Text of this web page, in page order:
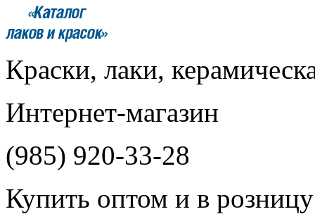
Краски, лаки,
Интернет-магазин
(985) 920-33-28
Купить оптом и в розницу